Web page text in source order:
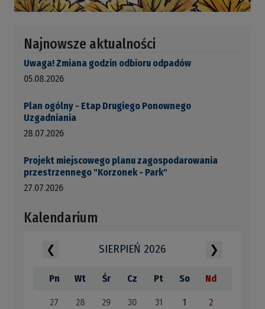
Najnowsze aktualności
Uwaga! Zmiana godzin odbioru odpadów
05.08.2026
Plan ogólny - Etap Drugiego Ponownego
Uzgadniania
28.07.2026
Projekt miejscowego planu zagospodarowania
przestrzennego "Korzonek - Park"
27.07.2026
Kalendarium
❮ ❯
SIERPIEŃ 2026
Pn Wt Śr Cz Pt So Nd
27 28 29 30 31 1
2